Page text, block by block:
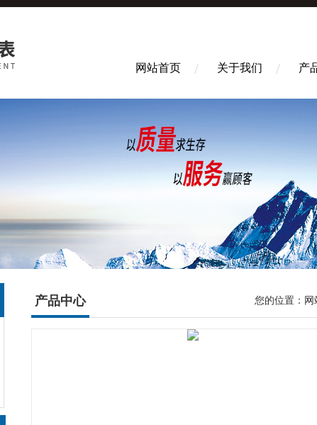
网站首页 关于我们 产
产品中心 您的位置： 网